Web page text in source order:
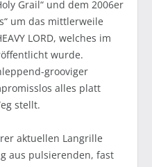
Grail“ und dem 2006er
um das mittlerweile
LORD, welches im
wurde.
grooviger
alles platt
stellt.
aktuellen Langrille
aus pulsierenden, fast